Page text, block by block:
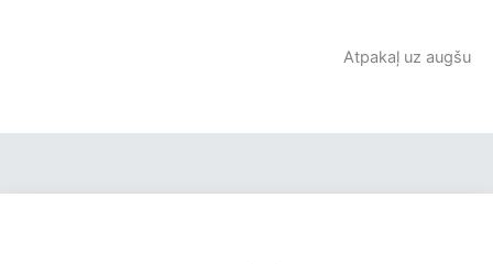
Atpakaļ uz augšu